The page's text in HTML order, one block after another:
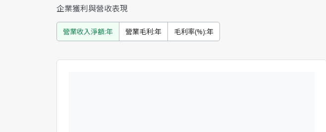
企業獲利與營收表現
營業收入淨額:年 營業毛利:年 毛利率(%):年